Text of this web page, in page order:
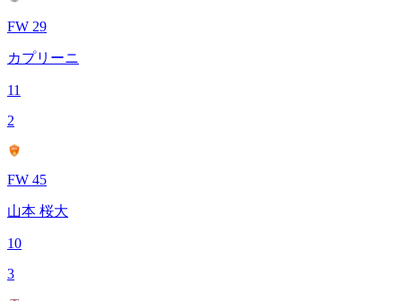
FW 29
カプリーニ
11
2
FW 45
山本 桜大
10
3